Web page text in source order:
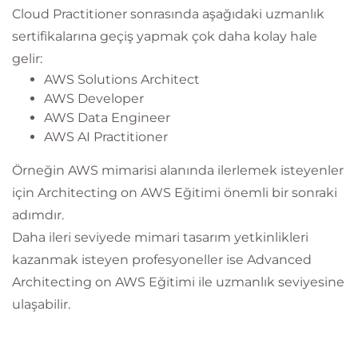
Cloud Practitioner sonrasında aşağıdaki uzmanlık
sertifikalarına geçiş yapmak çok daha kolay hale
gelir:
AWS Solutions Architect
AWS Developer
AWS Data Engineer
AWS AI Practitioner
Örneğin AWS mimarisi alanında ilerlemek isteyenler
için Architecting on AWS Eğitimi önemli bir sonraki
adımdır.
Daha ileri seviyede mimari tasarım yetkinlikleri
kazanmak isteyen profesyoneller ise Advanced
Architecting on AWS Eğitimi ile uzmanlık seviyesine
ulaşabilir.